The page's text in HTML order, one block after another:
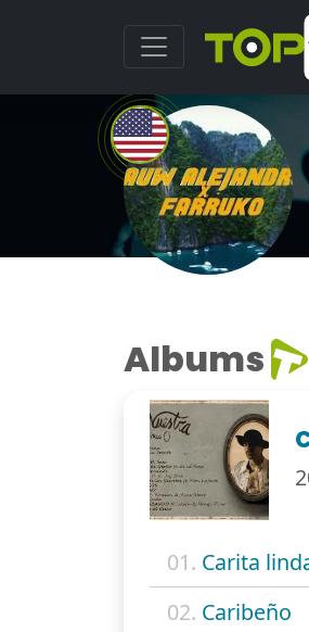
Albums
01. Carita
02. Caribeño